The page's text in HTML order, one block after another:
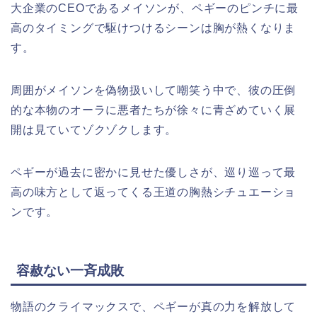
大企業のCEOであるメイソンが、ペギーのピンチに最
高のタイミングで駆けつけるシーンは胸が熱くなりま
す。
周囲がメイソンを偽物扱いして嘲笑う中で、彼の圧倒
的な本物のオーラに悪者たちが徐々に青ざめていく展
開は見ていてゾクゾクします。
ペギーが過去に密かに見せた優しさが、巡り巡って最
高の味方として返ってくる王道の胸熱シチュエーショ
ンです。
容赦ない一斉成敗
物語のクライマックスで、ペギーが真の力を解放して